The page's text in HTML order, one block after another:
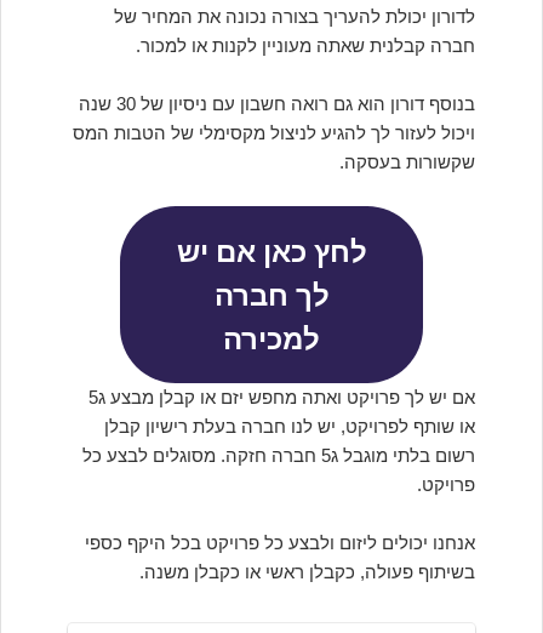
לדורון יכולת להעריך בצורה נכונה את המחיר של
חברה קבלנית שאתה מעוניין לקנות או למכור.
בנוסף דורון הוא גם רואה חשבון עם ניסיון של 30 שנה
ויכול לעזור לך להגיע לניצול מקסימלי של הטבות המס
שקשורות בעסקה.
לחץ כאן אם יש
לך חברה
למכירה
אם יש לך פרויקט ואתה מחפש יזם או קבלן מבצע ג5
או שותף לפרויקט, יש לנו חברה בעלת רישיון קבלן
רשום בלתי מוגבל ג5 חברה חזקה. מסוגלים לבצע כל
פרויקט.
אנחנו יכולים ליזום ולבצע כל פרויקט בכל היקף כספי
בשיתוף פעולה, כקבלן ראשי או כקבלן משנה.